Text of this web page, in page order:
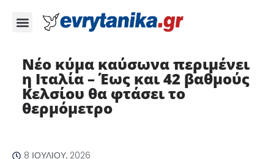
Νέο κύμα καύσωνα περιμένει
η Ιταλία – Έως και 42 βαθμούς
Κελσίου θα φτάσει το
θερμόμετρο ​
8 ΙΟΥΛΊΟΥ, 2026